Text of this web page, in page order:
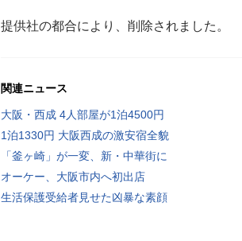
提供社の都合により、削除されました。
関連ニュース
大阪・西成 4人部屋が1泊4500円
1泊1330円 大阪西成の激安宿全貌
「釜ヶ崎」が一変、新・中華街に
オーケー、大阪市内へ初出店
生活保護受給者見せた凶暴な素顔